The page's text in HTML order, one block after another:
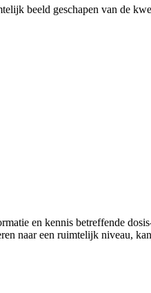
beeld geschapen van de
en kennis betreffende
naar een ruimtelijk niveau,